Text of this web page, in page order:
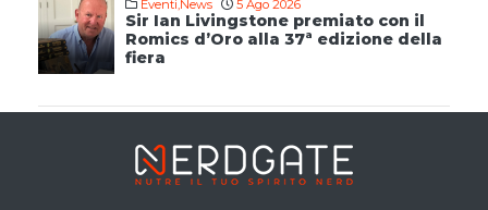
Eventi,News 5 Ago 2026
Sir Ian Livingstone premiato con il
Romics d’Oro alla 37ª edizione della
fiera